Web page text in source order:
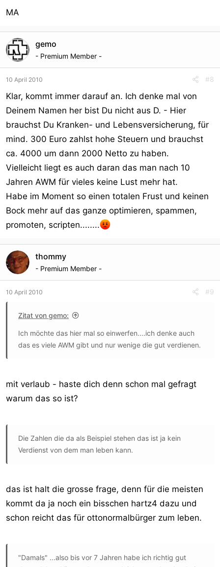
MA
gemo
- Premium Member -
10 April 2010 #8
Klar, kommt immer darauf an. Ich denke mal von
Deinem Namen her bist Du nicht aus D. - Hier
brauchst Du Kranken- und Lebensversicherung, für
mind. 300 Euro zahlst hohe Steuern und brauchst
ca. 4000 um dann 2000 Netto zu haben.
Vielleicht liegt es auch daran das man nach 10
Jahren AWM für vieles keine Lust mehr hat.
Habe im Moment so einen totalen Frust und keinen
Bock mehr auf das ganze optimieren, spammen,
promoten, scripten........
thommy
- Premium Member -
10 April 2010 #9
Zitat von gemo:
Ich möchte das hier mal so einwerfen....ich denke auch
das es viele AWM gibt und nur wenige die gut verdienen.
mit verlaub - haste dich denn schon mal gefragt
warum das so ist?
Die Zahlen die da als Beispiel stehen das ist ja kein
Verdienst von dem man leben kann.
das ist halt die grosse frage, denn für die meisten
kommt da ja noch ein bisschen hartz4 dazu und
schon reicht das für ottonormalbürger zum leben.
"Damals" ...also bis vor 7 Jahren habe ich richtig gut